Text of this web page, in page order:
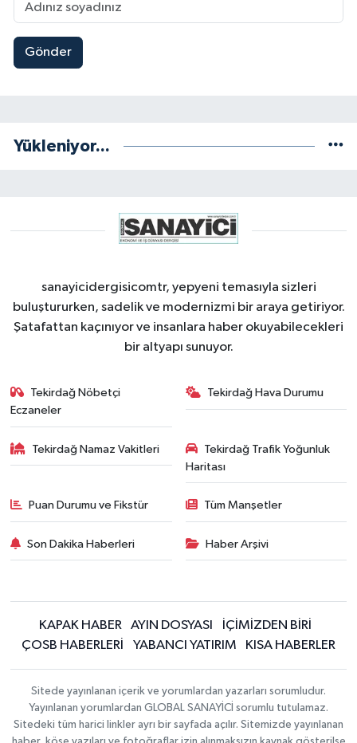
Gönder
Yükleniyor...
sanayicidergisicomtr, yepyeni temasıyla sizleri
buluştururken, sadelik ve modernizmi bir araya getiriyor.
Şatafattan kaçınıyor ve insanlara haber okuyabilecekleri
bir altyapı sunuyor.
Tekirdağ Nöbetçi
Eczaneler
Tekirdağ Hava Durumu
Tekirdağ Namaz Vakitleri
Tekirdağ Trafik Yoğunluk
Haritası
Puan Durumu ve Fikstür Tüm Manşetler
Son Dakika Haberleri Haber Arşivi
KAPAK HABER AYIN DOSYASI
İÇİMİZDEN BİRİ
ÇOSB HABERLERİ
YABANCI YATIRIM KISA HABERLER
Sitede yayınlanan içerik ve yorumlardan yazarları sorumludur.
Yayınlanan yorumlardan GLOBAL SANAYİCİ sorumlu tutulamaz.
Sitedeki tüm harici linkler ayrı bir sayfada açılır. Sitemizde yayınlanan